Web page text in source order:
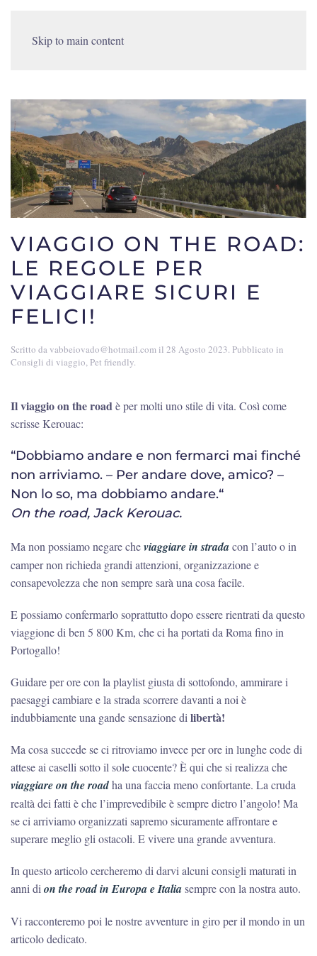
Skip to main content
VIAGGIO ON THE ROAD:
LE REGOLE PER
VIAGGIARE SICURI E
FELICI!
Scritto da vabbeiovado@hotmail.com il 28 Agosto 2023. Pubblicato in
Consigli di viaggio Pet friendly.
Il viaggio on the road è per molti uno stile di vita. Così come
scrisse Kerouac:
“Dobbiamo andare e non fermarci mai finché
non arriviamo. – Per andare dove, amico? –
Non lo so, ma dobbiamo andare.“
On the road, Jack Kerouac.
Ma non possiamo negare cheviaggiare in stradacon l’auto o in
camper non richieda grandi attenzioni, organizzazione e
consapevolezza che non sempre sarà una cosa facile.
E possiamo confermarlo soprattutto dopo essere rientrati da questo
viaggione di ben 5 800 Km, che ci ha portati da Roma fino in
Portogallo!
Guidare per ore con la playlist giusta di sottofondo, ammirare i
paesaggi cambiare e la strada scorrere davanti a noi è
indubbiamente una gande sensazione di libertà!
Ma cosa succede se ci ritroviamo invece per ore in lunghe code di
attese ai caselli sotto il sole cuocente? È qui che si realizza che
viaggiare on the roadha una faccia meno confortante. La cruda
realtà dei fatti è che l’imprevedibile è sempre dietro l’angolo! Ma
se ci arriviamo organizzati sapremo sicuramente affrontare e
superare meglio gli ostacoli. E vivere una grande avventura.
In questo articolo cercheremo di darvi alcuni consigli maturati in
anni di on the road in Europae Italiasempre con la nostra auto.
Vi racconteremo poi le nostre avventure in giro per il mondo in un
articolo dedicato.